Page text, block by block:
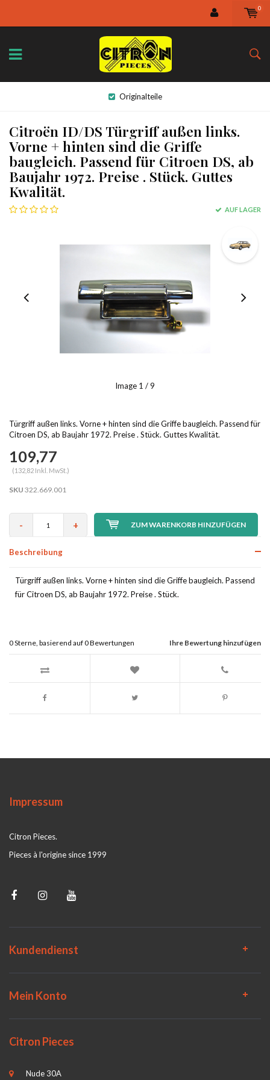
0
Originalteile
Citroën ID/DS Türgriff außen links.
Vorne + hinten sind die Griffe
baugleich. Passend für Citroen DS, ab
Baujahr 1972. Preise . Stück. Guttes
Kwalität.
AUF LAGER
Image 1 / 9
Türgriff außen links. Vorne + hinten sind die Griffe baugleich. Passend für
Citroen DS, ab Baujahr 1972. Preise . Stück. Guttes Kwalität.
109,77
(132,82 Inkl. MwSt.)
SKU 322.669.001
- + ZUM WARENKORB HINZUFÜGEN
Beschreibung
Türgriff außen links. Vorne + hinten sind die Griffe baugleich. Passend
für Citroen DS, ab Baujahr 1972. Preise . Stück.
Ihre Bewertung hinzufügen
0Sterne, basierend auf0Bewertungen
Impressum
Citron Pieces.
Pieces à l'origine since 1999
Kundendienst
Mein Konto
Citron Pieces
Nude 30A